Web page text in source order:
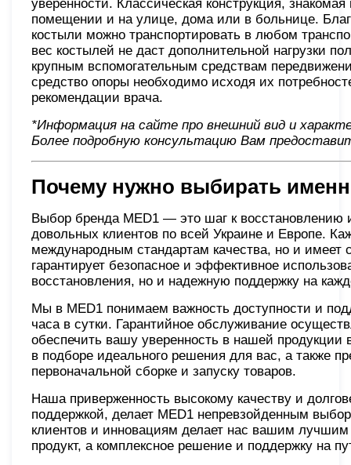
уверенности. Классическая конструкция,
помещении и на улице, дома или в больнице.
костыли можно транспортировать в любом
вес костылей не даст дополнительной нагрузки
крупным вспомогательным средствам
средство опоры необходимо исходя их
рекомендации врача.
*Информация на сайте про внешний вид и
Более подробную консультацию Вам
Почему нужно выбирать
Выбор бренда MED1 — это шаг к
довольных клиентов по всей Украине и Европе.
международным стандартам качества, но и имеет
гарантирует безопасное и эффективное
восстановления, но и надежную поддержку на
Мы в MED1 понимаем важность доступности и
часа в сутки. Гарантийное обслуживание
обеспечить вашу уверенность в нашей
в подборе идеального решения для вас, а также
первоначальной сборке и запуску товаров.
Наша приверженность высокому качеству и
поддержкой, делает MED1 непревзойденным
клиентов и инновациям делает нас вашим
продукт, а комплексное решение и поддержку на